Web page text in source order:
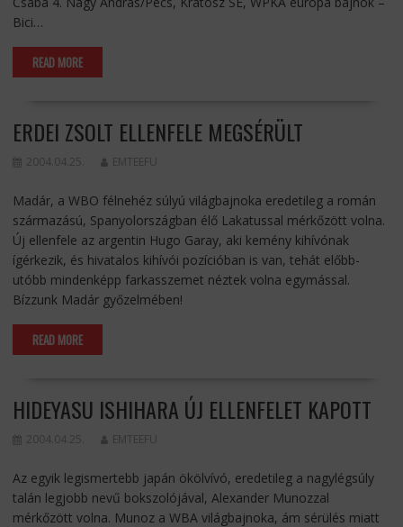
Bici…
READ MORE
ERDEI ZSOLT ELLENFELE MEGSÉRÜLT
2004.04.25. EMTEEFU
Madár, a WBO félnehéz súlyú világbajnoka eredetileg a román
származású, Spanyolországban élő Lakatussal mérkőzött volna.
Új ellenfele az argentin Hugo Garay, aki kemény kihívónak
ígérkezik, és hivatalos kihívói pozícióban is van, tehát előbb-
utóbb mindenképp farkasszemet néztek volna egymással.
Bízzunk Madár győzelmében!
READ MORE
HIDEYASU ISHIHARA ÚJ ELLENFELET KAPOTT
2004.04.25. EMTEEFU
Az egyik legismertebb japán ökölvívó, eredetileg a nagylégsúly
talán legjobb nevű bokszolójával, Alexander Munozzal
mérkőzött volna. Munoz a WBA világbajnoka, ám sérülés miatt